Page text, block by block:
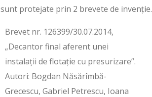
sunt protejate prin 2 brevete de invenție.
Brevet nr. 126399/30.07.2014,
„Decantor final aferent unei
instalaţii de flotaţie cu presurizare”.
Autori: Bogdan Năsărîmbă-
Grecescu, Gabriel Petrescu, Ioana